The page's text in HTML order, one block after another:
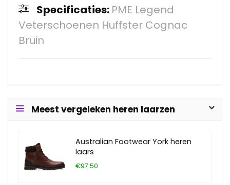
Specificaties: PME Legend
Veterschoenen Huffster Cognac
Bruin
Meest vergeleken heren laarzen
Australian Footwear York heren
laars
€97.50